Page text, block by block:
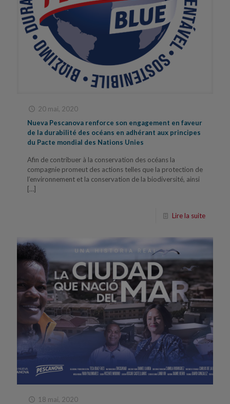
20 mai, 2020
Nueva Pescanova renforce son engagement en faveur
de la durabilité des océans en adhérant aux principes
du Pacte mondial des Nations Unies
Afin de contribuer à la conservation des océans la
compagnie promeut des actions telles que la protection de
l’environnement et la conservation de la biodiversité, ainsi
[…]
Lire la suite
18 mai, 2020